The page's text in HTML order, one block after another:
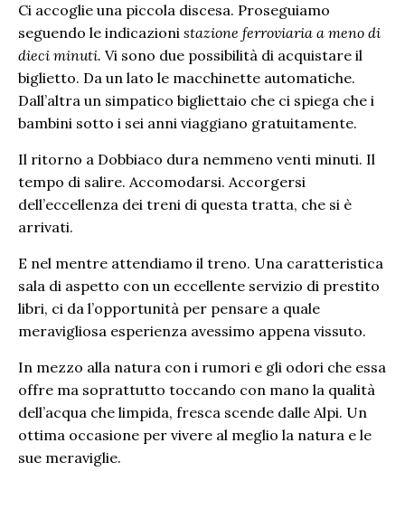
Ci accoglie una piccola discesa. Proseguiamo
seguendo le indicazioni stazione ferroviaria a meno di
dieci minuti. Vi sono due possibilità di acquistare il
biglietto. Da un lato le macchinette automatiche.
Dall’altra un simpatico bigliettaio che ci spiega che i
bambini sotto i sei anni viaggiano gratuitamente.
Il ritorno a Dobbiaco dura nemmeno venti minuti. Il
tempo di salire. Accomodarsi. Accorgersi
dell’eccellenza dei treni di questa tratta, che si è
arrivati.
E nel mentre attendiamo il treno. Una caratteristica
sala di aspetto con un eccellente servizio di prestito
libri, ci da l’opportunità per pensare a quale
meravigliosa esperienza avessimo appena vissuto.
In mezzo alla natura con i rumori e gli odori che essa
offre ma soprattutto toccando con mano la qualità
dell’acqua che limpida, fresca scende dalle Alpi. Un
ottima occasione per vivere al meglio la natura e le
sue meraviglie.